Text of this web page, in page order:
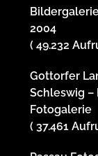
2004
( 49.232
Gottorfer
Schleswig –
Fotogalerie
( 37.461